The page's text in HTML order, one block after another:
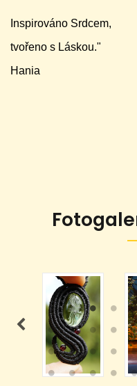
Inspirováno Srdcem,
tvořeno s Láskou."
Hania